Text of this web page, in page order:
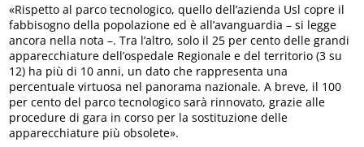
«Rispetto al parco tecnologico, quello dell’azienda Usl copre il
fabbisogno della popolazione ed è all’avanguardia – si legge
ancora nella nota –. Tra l’altro, solo il 25 per cento delle grandi
apparecchiature dell’ospedale Regionale e del territorio (3 su
12) ha più di 10 anni, un dato che rappresenta una
percentuale virtuosa nel panorama nazionale. A breve, il 100
per cento del parco tecnologico sarà rinnovato, grazie alle
procedure di gara in corso per la sostituzione delle
apparecchiature più obsolete».